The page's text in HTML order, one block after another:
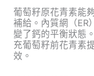
葡萄籽原花青素能
補給。內質網（ER
變了鈣的平衡狀態
充葡萄籽前花青素
效。